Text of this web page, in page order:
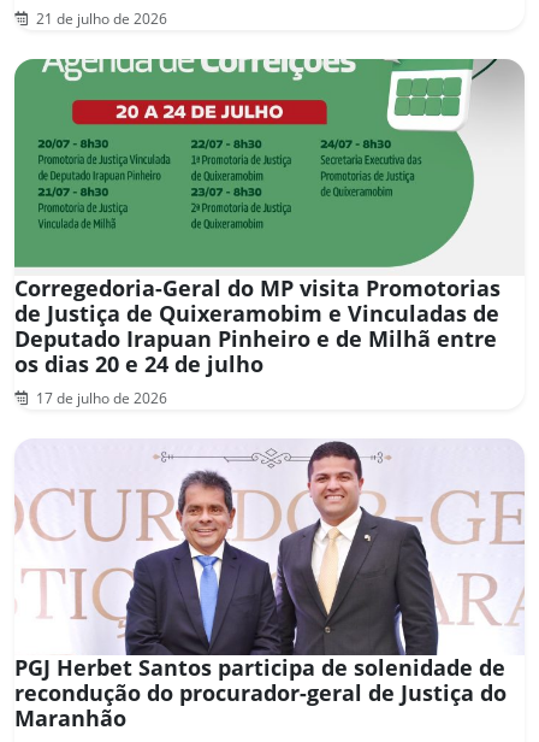
21 de julho de 2026
Corregedoria-Geral do MP visita Promotorias
de Justiça de Quixeramobim e Vinculadas de
Deputado Irapuan Pinheiro e de Milhã entre
os dias 20 e 24 de julho
17 de julho de 2026
PGJ Herbet Santos participa de solenidade de
recondução do procurador-geral de Justiça do
Maranhão